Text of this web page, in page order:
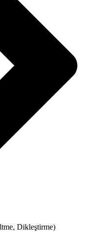
Dikleştirme)